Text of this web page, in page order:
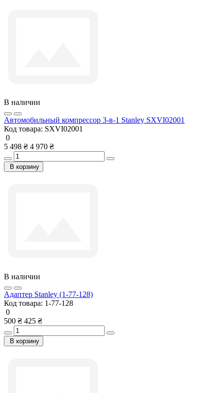
В наличии
Автомобильный компрессор 3-в-1 Stanley SXVI02001
Код товара: SXVI02001
0
5 498 ₴ 4 970 ₴
В корзину
В наличии
Адаптер Stanley (1-77-128)
Код товара: 1-77-128
0
500 ₴ 425 ₴
В корзину